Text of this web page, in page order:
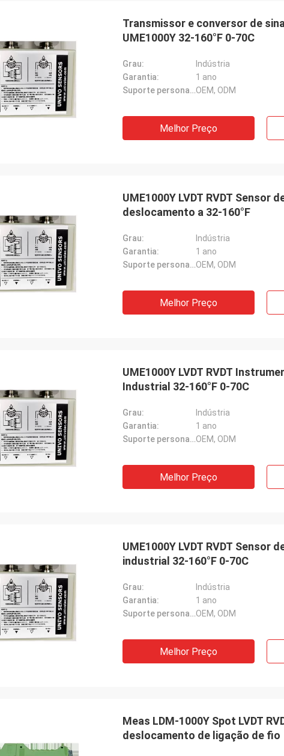
Transmissor e conversor de
UME1000Y 32-160°F 0-70C
Grau:
Indústria
Garantia:
1 ano
Suporte personalizado:OEM, ODM
Melhor Preço
UME1000Y LVDT RVDT Sensor
deslocamento a 32-160°F
Grau:
Indústria
Garantia:
1 ano
Suporte personalizado:OEM, ODM
Melhor Preço
UME1000Y LVDT RVDT
Industrial 32-160°F 0-70C
Grau:
Indústria
Garantia:
1 ano
Suporte personalizado:OEM, ODM
Melhor Preço
UME1000Y LVDT RVDT Sensor
industrial 32-160°F 0-70C
Grau:
Indústria
Garantia:
1 ano
Suporte personalizado:OEM, ODM
Melhor Preço
Meas LDM-1000Y Spot LVDT
deslocamento de ligação de fio